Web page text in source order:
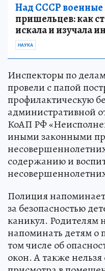
Над СССР военные
пришельцев: как
искала и изучала
НАУКА
Инспекторы по
провели с папой
профилактическую
административной
КоАП РФ
иными законными
содержанию и
Полиция напоминает
за безопасностью
каникул. Родителям
напоминать детям о
том числе об
окон. А также